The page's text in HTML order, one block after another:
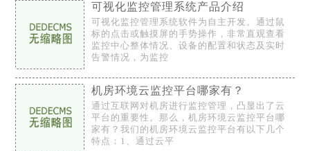
可视化监控管理系统产品介绍
可视化监控管理系统软件为自主开发。通过鼠
标的点击或触摸屏的手势操作，非常直观查看
监控中心整体情况、设备的配置和状态及实时
告警情况，为监控
机房环境云监控平台哪家有？
通过互联网对机房进行监控管理，凸显出了云
平台的重要性。那么，机房环境云监控平台哪
家有？我们的机房环境云监控平台有以下几个
特点：1、通过云平